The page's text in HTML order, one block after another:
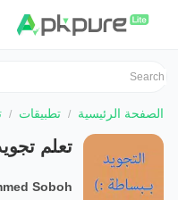
الصفحة الرئيسية تطبيقات
تعلم
Soboh